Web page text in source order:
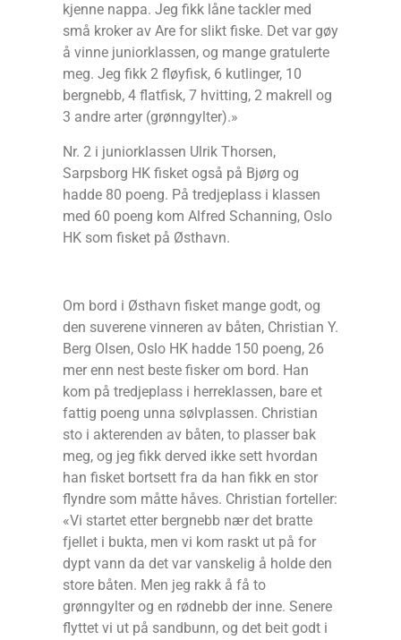
kjenne nappa. Jeg fikk låne tackler med
små kroker av Are for slikt fiske. Det var gøy
å vinne juniorklassen, og mange gratulerte
meg. Jeg fikk 2 fløyfisk, 6 kutlinger, 10
bergnebb, 4 flatfisk, 7 hvitting, 2 makrell og
3 andre arter (grønngylter).»
Nr. 2 i juniorklassen Ulrik Thorsen,
Sarpsborg HK fisket også på Bjørg og
hadde 80 poeng. På tredjeplass i klassen
med 60 poeng kom Alfred Schanning, Oslo
HK som fisket på Østhavn.
Om bord i Østhavn fisket mange godt, og
den suverene vinneren av båten, Christian Y.
Berg Olsen, Oslo HK hadde 150 poeng, 26
mer enn nest beste fisker om bord. Han
kom på tredjeplass i herreklassen, bare et
fattig poeng unna sølvplassen. Christian
sto i akterenden av båten, to plasser bak
meg, og jeg fikk derved ikke sett hvordan
han fisket bortsett fra da han fikk en stor
flyndre som måtte håves. Christian forteller:
«Vi startet etter bergnebb nær det bratte
fjellet i bukta, men vi kom raskt ut på for
dypt vann da det var vanskelig å holde den
store båten. Men jeg rakk å få to
grønngylter og en rødnebb der inne. Senere
flyttet vi ut på sandbunn, og det beit godt i